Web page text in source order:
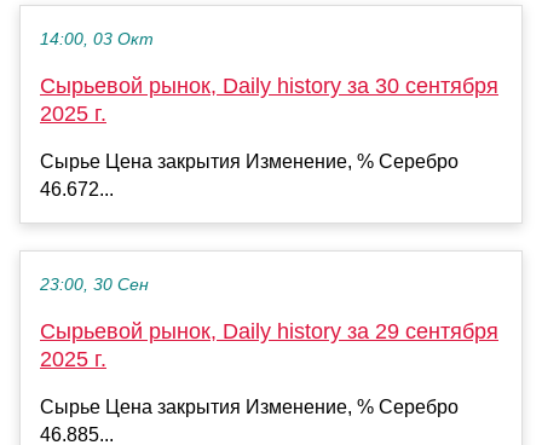
14:00, 03 Окт
Сырьевой рынок, Daily history за 30 сентября
2025 г.
Сырье Цена закрытия Изменение, % Серебро
46.672...
23:00, 30 Сен
Сырьевой рынок, Daily history за 29 сентября
2025 г.
Сырье Цена закрытия Изменение, % Серебро
46.885...